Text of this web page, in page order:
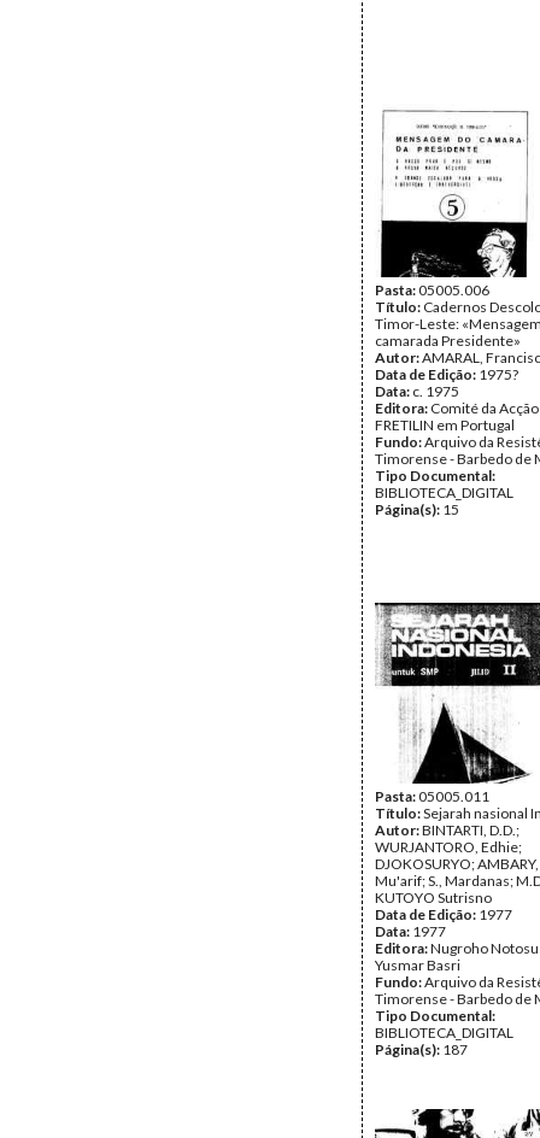
Pasta:05005.006
Título: Cadernos
Timor-Leste:
camarada Presidente»
Autor:AMARAL,
Data de Edição: 1975?
Data: c. 1975
Editora: Comité da
FRETILIN em Portugal
Fundo:Arquivo da
Timorense - Barbedo de
Tipo Documental:
BIBLIOTECA_DIGITAL
Página(s): 15
Pasta:05005.011
Título:Sejarah nasional
Autor:BINTARTI, D.D.;
WURJANTORO, Edhie;
DJOKOSURYO;
Mu'arif; S., Mardanas;
KUTOYO Sutrisno
Data de Edição: 1977
Data: 1977
Editora:Nugroho
Yusmar Basri
Fundo:Arquivo da
Timorense - Barbedo de
Tipo Documental:
BIBLIOTECA_DIGITAL
Página(s): 187